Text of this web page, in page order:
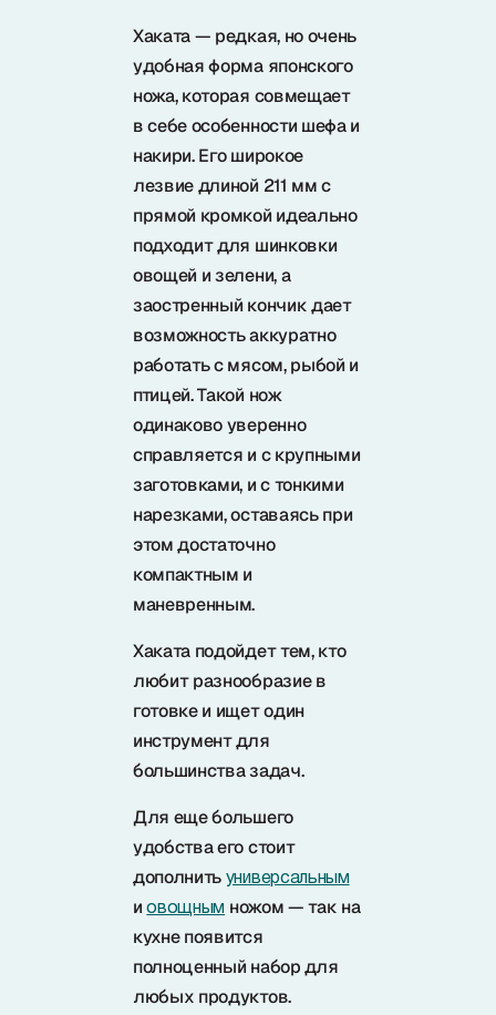
Samura в соцсетяхХаката — редкая, но очень
удобная форма японского
ножа, которая совмещает
в себе особенности шефа и
накири. Его широкое
лезвие длиной 211 мм с
прямой кромкой идеально
подходит для шинковки
овощей и зелени, а
заостренный кончик дает
возможность аккуратно
работать с мясом, рыбой и
птицей. Такой нож
одинаково уверенно
справляется и с крупными
заготовками, и с тонкими
нарезками, оставаясь при
этом достаточно
компактным и
маневренным.
Хаката подойдет тем, кто
любит разнообразие в
готовке и ищет один
инструмент для
большинства задач.
Для еще большего
удобства его стоит
дополнить универсальным
иовощным ножом — так на
кухне появится
полноценный набор для
любых продуктов.